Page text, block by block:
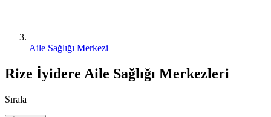
Aile Sağlığı Merkezi
Rize İyidere Aile Sağlığı Merkezleri
Sırala